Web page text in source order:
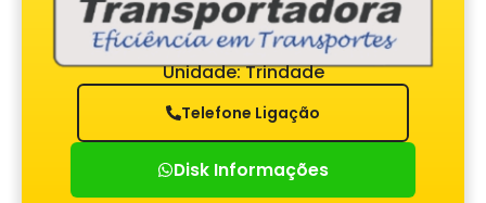
Unidade: Trindade
Telefone Ligação
Disk Informações